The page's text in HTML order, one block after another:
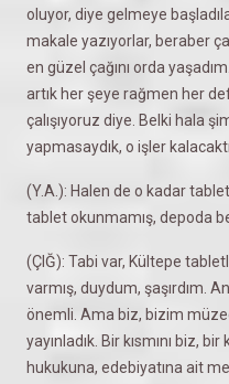
oluyor, diye gelmeye
makale yazıyorlar, beraber
en güzel çağını orda
artık her şeye rağmen her
çalışıyoruz diye. Belki hala
yapmasaydık, o işler
(Y.A.): Halen de o kadar
tablet okunmamış, depoda
(ÇIĞ): Tabi var, Kültepe
varmış, duydum, şaşırdım.
önemli. Ama biz, bizim
yayınladık. Bir kısmını biz,
hukukuna, edebiyatına ait